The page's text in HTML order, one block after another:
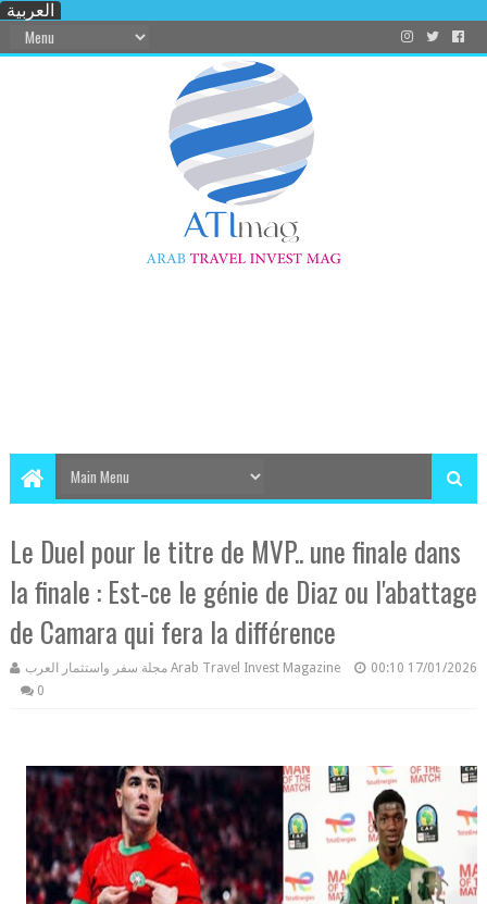
العربية
​Le Duel pour le titre de MVP.. une finale dans
la finale : Est-ce le génie de Diaz ou l'abattage
de Camara qui fera la différence
مجلة سفر واستثمار العرب Arab Travel Invest Magazine 00:10 17/01/2026
0